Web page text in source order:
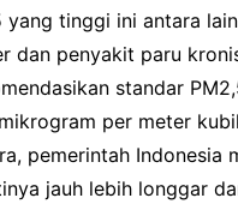
tinggi ini antara
dan penyakit paru
standar
per meter
pemerintah Indonesia
jauh lebih longgar